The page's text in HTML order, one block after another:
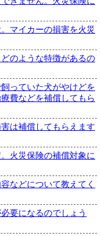
マイカーの損害を火災
のような特徴があるの
っていた犬がやけどを
費などを補償してもら
は補償してもらえます
火災保険の補償対象に
などについて教えてく
要になるのでしょう